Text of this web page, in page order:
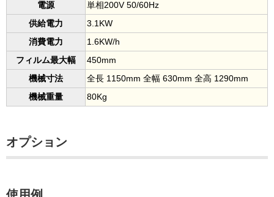
電源
単相200V 50/60Hz
供給電力
3.1KW
消費電力
1.6KW/h
フィルム最大幅
450mm
機械寸法
全長 1150mm 全幅 630mm 全高 1290mm
機械重量
80Kg
オプション